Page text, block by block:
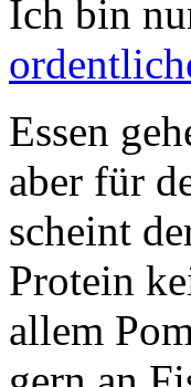
Ich bin
Essen
aber für
scheint
Protein
allem